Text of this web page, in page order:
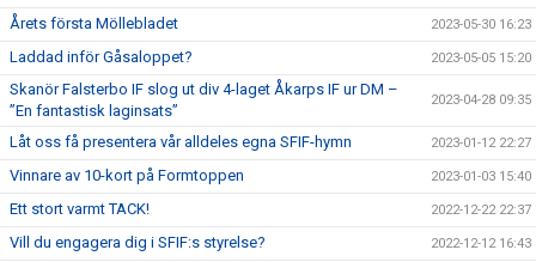
Årets första Möllebladet 2023-05-30 16:23
Laddad inför Gåsaloppet? 2023-05-05 15:20
Skanör Falsterbo IF slog ut div 4-laget Åkarps IF ur DM –
”En fantastisk laginsats”
2023-04-28 09:35
Låt oss få presentera vår alldeles egna SFIF-hymn 2023-01-12 22:27
Vinnare av 10-kort på Formtoppen 2023-01-03 15:40
Ett stort varmt TACK! 2022-12-22 22:37
Vill du engagera dig i SFIF:s styrelse? 2022-12-12 16:43